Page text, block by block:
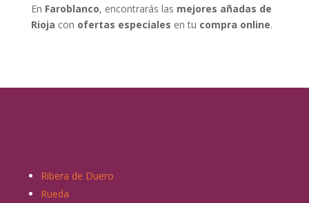
En Faroblanco, encontrarás las mejores añadas de
Rioja con ofertas especiales en tu compra online.
Ribera de Duero
Rueda